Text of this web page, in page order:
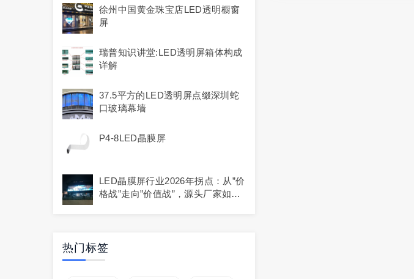
徐州中国黄金珠宝店LED透明橱窗
屏
瑞普知识讲堂:LED透明屏箱体构成
详解
37.5平方的LED透明屏点缀深圳蛇
口玻璃幕墙
P4-8LED晶膜屏
LED晶膜屏行业2026年拐点：从”价
格战”走向”价值战”，源头厂家如何
热门标签